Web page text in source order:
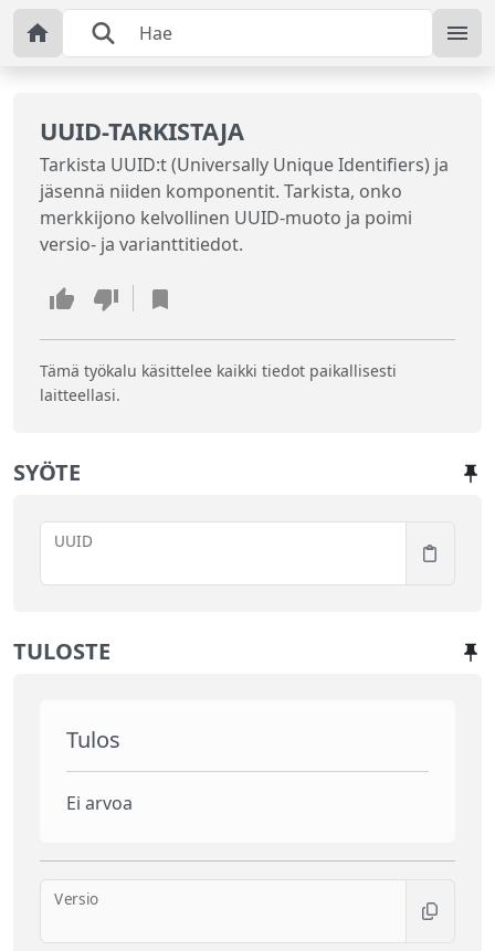
UUID-TARKISTAJA
Tarkista UUID:t (Universally Unique Identifiers) ja
jäsennä niiden komponentit. Tarkista, onko
merkkijono kelvollinen UUID-muoto ja poimi
versio- ja varianttitiedot.
Tämä työkalu käsittelee kaikki tiedot paikallisesti
laitteellasi.
SYÖTE
UUID
TULOSTE
Tulos
Ei arvoa
Versio